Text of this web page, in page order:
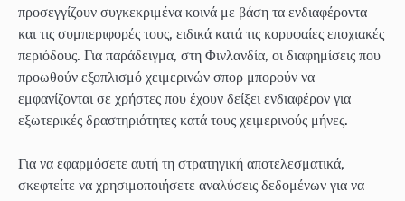
προσεγγίζουν συγκεκριμένα κοινά με βάση τα ενδιαφέροντα
και τις συμπεριφορές τους, ειδικά κατά τις κορυφαίες εποχιακές
περιόδους. Για παράδειγμα, στη Φινλανδία, οι διαφημίσεις που
προωθούν εξοπλισμό χειμερινών σπορ μπορούν να
εμφανίζονται σε χρήστες που έχουν δείξει ενδιαφέρον για
εξωτερικές δραστηριότητες κατά τους χειμερινούς μήνες.
Για να εφαρμόσετε αυτή τη στρατηγική αποτελεσματικά,
σκεφτείτε να χρησιμοποιήσετε αναλύσεις δεδομένων για να